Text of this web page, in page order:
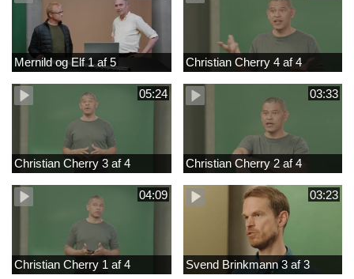
Mernild og Elf 1 af 5 Christian Cherry 4 af 4
05:24
Christian Cherry 3 af 4
03:33
Christian Cherry 2 af 4
04:09
Christian Cherry 1 af 4
03:23
Svend Brinkmann 3 af 3